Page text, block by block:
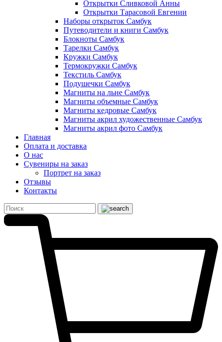
Открытки Сливковой Анны
Открытки Тарасовой Евгении
Наборы открыток Самбук
Путеводители и книги Самбук
Блокноты Самбук
Тарелки Самбук
Кружки Самбук
Термокружки Самбук
Текстиль Самбук
Подушечки Самбук
Магниты на льне Самбук
Магниты объемные Самбук
Магниты кедровые Самбук
Магниты акрил художественные Самбук
Магниты акрил фото Самбук
Главная
Оплата и доставка
О нас
Сувениры на заказ
Портрет на заказ
Отзывы
Контакты